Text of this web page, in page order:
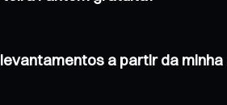
a partir da